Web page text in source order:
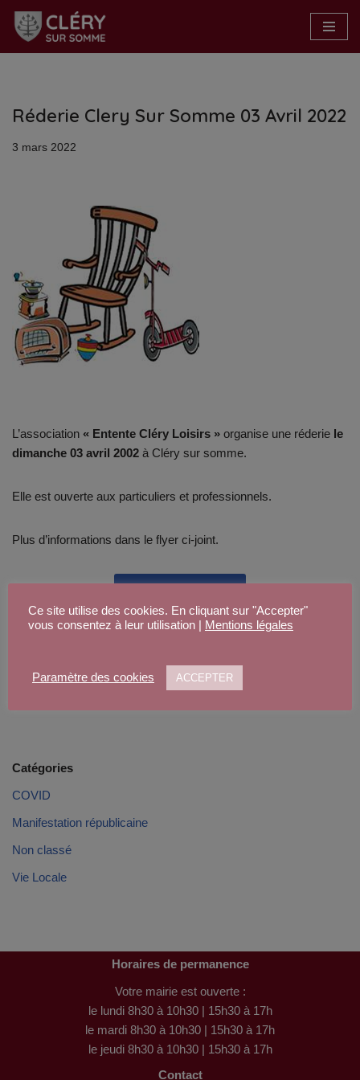
Aller
Réderie Clery Sur Somme 03 Avril 2022
3 mars 2022
L’association « Entente Cléry Loisirs » organise une réderie le
dimanche 03 avril 2002 à Cléry sur somme.
Elle est ouverte aux particuliers et professionnels.
Plus d’informations dans le flyer ci-joint.
Catégories
COVID
Manifestation républicaine
Non classé
Vie Locale
Horaires de permanence
Votre mairie est ouverte :
le lundi 8h30 à 10h30 | 15h30 à 17h
le mardi 8h30 à 10h30 | 15h30 à 17h
le jeudi 8h30 à 10h30 | 15h30 à 17h
Contact
Ce site utilise des cookies. En cliquant sur "Accepter"
vous consentez à leur utilisation |
Mentions légales
Paramètre des cookies ACCEPTER